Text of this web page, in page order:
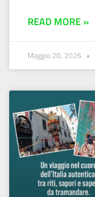
READ MORE »
Maggio 20, 2026